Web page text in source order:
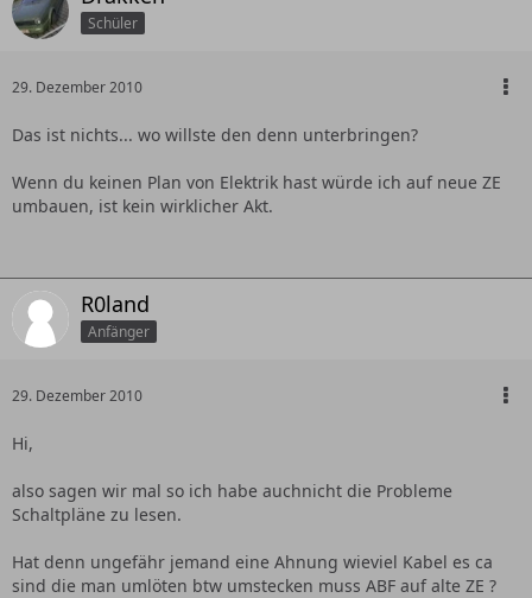
Schüler
29. Dezember 2010
Das ist nichts... wo willste den denn unterbringen?
Wenn du keinen Plan von Elektrik hast würde ich auf neue ZE
umbauen, ist kein wirklicher Akt.
R0land
Anfänger
29. Dezember 2010
Hi,
also sagen wir mal so ich habe auchnicht die Probleme
Schaltpläne zu lesen.
Hat denn ungefähr jemand eine Ahnung wieviel Kabel es ca
sind die man umlöten btw umstecken muss ABF auf alte ZE ?